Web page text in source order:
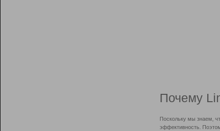
Почему
Поскольку мы знаем,
эффективность.